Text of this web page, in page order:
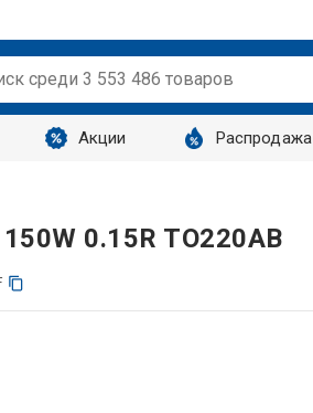
Акции Распродажа
0.15R TO220AB